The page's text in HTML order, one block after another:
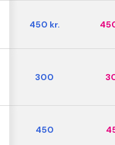
450 kr.
300
450